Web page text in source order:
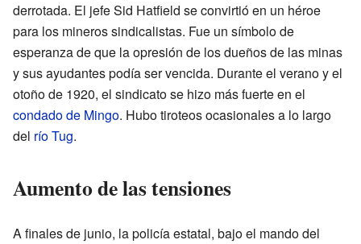
derrotada. El jefe Sid Hatfield se convirtió en un héroe
para los mineros sindicalistas. Fue un símbolo de
esperanza de que la opresión de los dueños de las minas
y sus ayudantes podía ser vencida. Durante el verano y el
otoño de 1920, el sindicato se hizo más fuerte en el
condado de Mingo. Hubo tiroteos ocasionales a lo largo
del río Tug.
Aumento de las tensiones
A finales de junio, la policía estatal, bajo el mando del